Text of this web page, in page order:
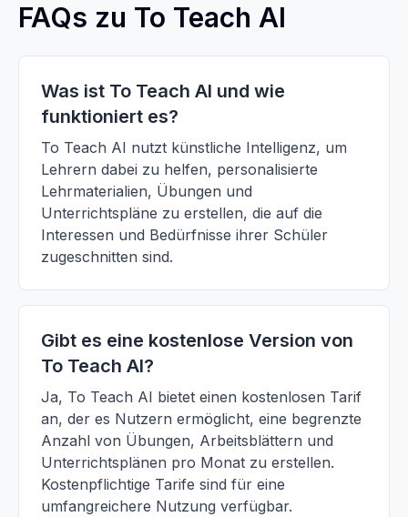
FAQs zu To Teach AI
Was ist To Teach AI und wie
funktioniert es?
To Teach AI nutzt künstliche Intelligenz, um
Lehrern dabei zu helfen, personalisierte
Lehrmaterialien, Übungen und
Unterrichtspläne zu erstellen, die auf die
Interessen und Bedürfnisse ihrer Schüler
zugeschnitten sind.
Gibt es eine kostenlose Version von
To Teach AI?
Ja, To Teach AI bietet einen kostenlosen Tarif
an, der es Nutzern ermöglicht, eine begrenzte
Anzahl von Übungen, Arbeitsblättern und
Unterrichtsplänen pro Monat zu erstellen.
Kostenpflichtige Tarife sind für eine
umfangreichere Nutzung verfügbar.